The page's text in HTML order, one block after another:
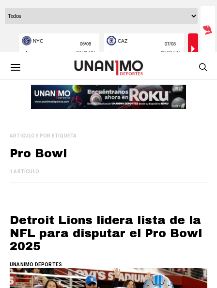
ARTÍCULOS POR ETIQUETA
Pro Bowl
1 ARTÍCULO
Detroit Lions lidera lista de la
NFL para disputar el Pro Bowl
2025
UNANIMO DEPORTES